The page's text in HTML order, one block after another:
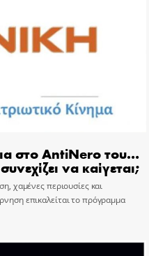
στο AntiNero του…
να καίγεται;
χαμένες περιουσίες και
επικαλείται το πρόγραμμα